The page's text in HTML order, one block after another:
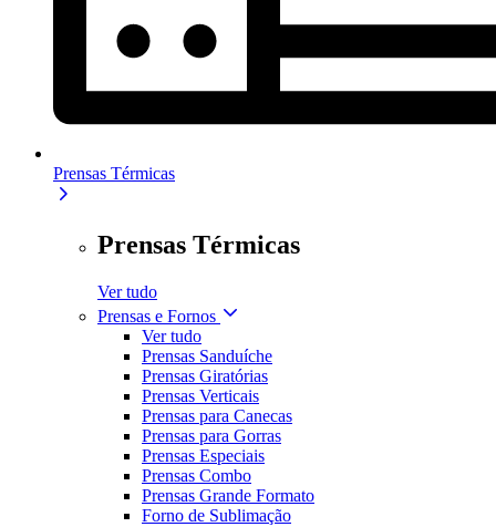
Prensas Térmicas
Prensas Térmicas
Ver tudo
Prensas e Fornos
Ver tudo
Prensas Sanduíche
Prensas Giratórias
Prensas Verticais
Prensas para Canecas
Prensas para Gorras
Prensas Especiais
Prensas Combo
Prensas Grande Formato
Forno de Sublimação